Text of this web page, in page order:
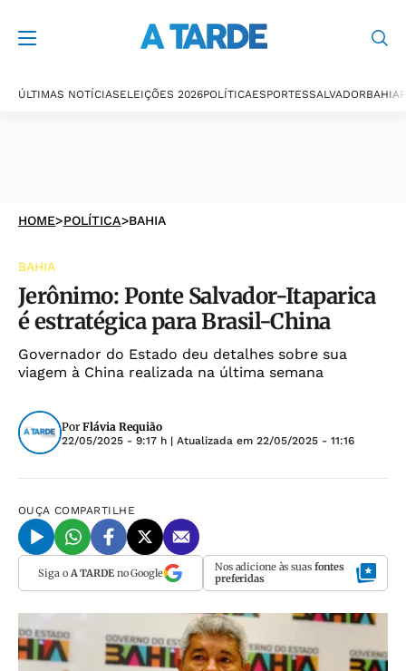
ÚLTIMAS NOTÍCIASELEIÇÕES 2026POLÍTICAESPORTESSALVADORBAHIA
HOME>POLÍTICA>BAHIA
BAHIA
Jerônimo: Ponte Salvador-Itaparica
é estratégica para Brasil-China
Governador do Estado deu detalhes sobre sua
viagem à China realizada na última semana
Por Flávia Requião
22/05/2025 - 9:17 h | Atualizada em 22/05/2025 - 11:16
OUÇA COMPARTILHE
Siga o A TARDEno Google Nos adicione às suas fontes
preferidas